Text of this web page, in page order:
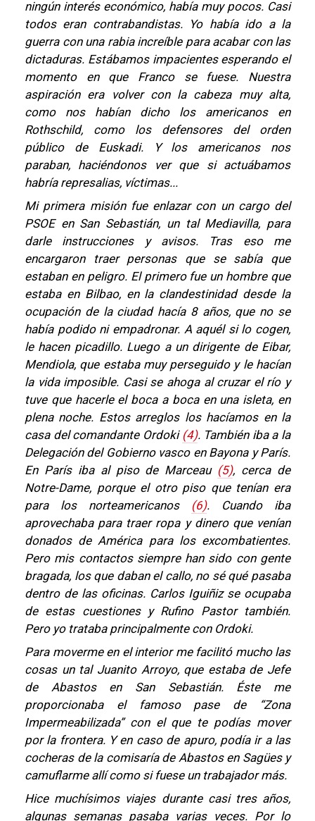
ningún interés económico, había muy pocos. Casi
todos eran contrabandistas. Yo había ido a la
guerra con una rabia increíble para acabar con las
dictaduras. Estábamos impacientes esperando el
momento en que Franco se fuese. Nuestra
aspiración era volver con la cabeza muy alta,
como nos habían dicho los americanos en
Rothschild, como los defensores del orden
público de Euskadi. Y los americanos nos
paraban, haciéndonos ver que si actuábamos
habría represalias, víctimas...
Mi primera misión fue enlazar con un cargo del
PSOE en San Sebastián, un tal Mediavilla, para
darle instrucciones y avisos. Tras eso me
encargaron traer personas que se sabía que
estaban en peligro. El primero fue un hombre que
estaba en Bilbao, en la clandestinidad desde la
ocupación de la ciudad hacía 8 años, que no se
había podido ni empadronar. A aquél si lo cogen,
le hacen picadillo. Luego a un dirigente de Eibar,
Mendiola, que estaba muy perseguido y le hacían
la vida imposible. Casi se ahoga al cruzar el río y
tuve que hacerle el boca a boca en una isleta, en
plena noche. Estos arreglos los hacíamos en la
casa del comandante Ordoki (4). También iba a la
Delegación del Gobierno vasco en Bayona y París.
En París iba al piso de Marceau (5), cerca de
Notre-Dame, porque el otro piso que tenían era
para los norteamericanos (6). Cuando iba
aprovechaba para traer ropa y dinero que venían
donados de América para los excombatientes.
Pero mis contactos siempre han sido con gente
bragada, los que daban el callo, no sé qué pasaba
dentro de las oficinas. Carlos Iguiñiz se ocupaba
de estas cuestiones y Rufino Pastor también.
Pero yo trataba principalmente con Ordoki.
Para moverme en el interior me facilitó mucho las
cosas un tal Juanito Arroyo, que estaba de Jefe
de Abastos en San Sebastián. Éste me
proporcionaba el famoso pase de “Zona
Impermeabilizada” con el que te podías mover
por la frontera. Y en caso de apuro, podía ir a las
cocheras de la comisaría de Abastos en Sagües y
camuflarme allí como si fuese un trabajador más.
Hice muchísimos viajes durante casi tres años,
algunas semanas pasaba varias veces. Por lo